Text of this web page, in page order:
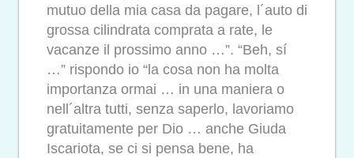
mutuo della mia casa da pagare, l´auto di
grossa cilindrata comprata a rate, le
vacanze il prossimo anno …”. “Beh, sí
…” rispondo io “la cosa non ha molta
importanza ormai … in una maniera o
nell´altra tutti, senza saperlo, lavoriamo
gratuitamente per Dio … anche Giuda
Iscariota, se ci si pensa bene, ha